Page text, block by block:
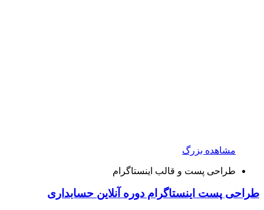
مشاهده بزرگ
طراحی پست و قالب اینستاگرام
طراحی پست اینستاگرام دوره آنلاین حسابداری